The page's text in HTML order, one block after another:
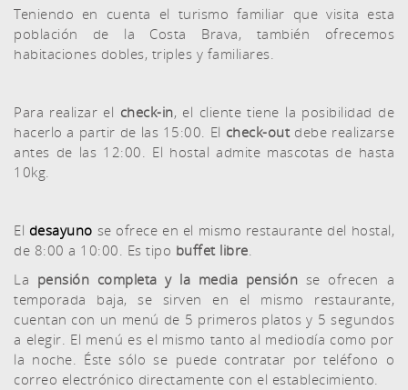
Teniendo en cuenta el turismo familiar que visita esta
población de la Costa Brava, también ofrecemos
habitaciones dobles, triples y familiares.
Para realizar el check-in, el cliente tiene la posibilidad de
hacerlo a partir de las 15:00. El check-outdebe realizarse
antes de las 12:00. El hostal admite mascotas de hasta
10kg.
El desayuno se ofrece en el mismo restaurante del hostal,
de 8:00 a 10:00. Es tipo buffet libre.
La pensión completa y la media pensión se ofrecen a
temporada baja, se sirven en el mismo restaurante,
cuentan con un menú de 5 primeros platos y 5 segundos
a elegir. El menú es el mismo tanto al mediodía como por
la noche. Éste sólo se puede contratar por teléfono o
correo electrónico directamente con el establecimiento.